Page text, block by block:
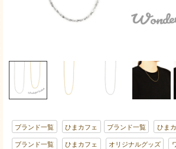
ブランド一覧 ひまカフェ ブランド一覧 ひま
ブランド一覧
ひまカフェ オリジナルグッズ